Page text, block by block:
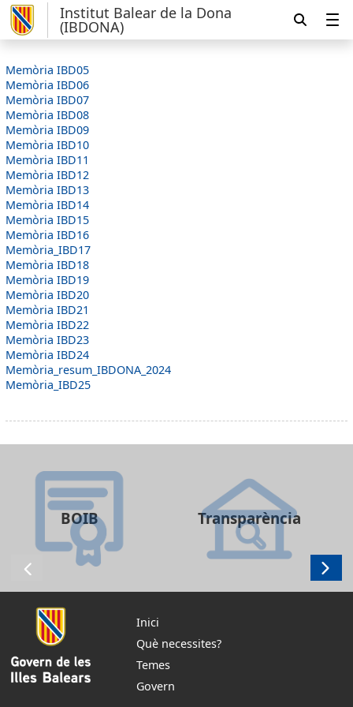
Institut Balear de la Dona
(IBDONA)
Memòria IBD05
Memòria IBD06
Memòria IBD07
Memòria IBD08
Memòria IBD09
Memòria IBD10
Memòria IBD11
Memòria IBD12
Memòria IBD13
Memòria IBD14
Memòria IBD15
Memòria IBD16
Memòria_IBD17
Memòria IBD18
Memòria IBD19
Memòria IBD20
Memòria IBD21
Memòria IBD22
Memòria IBD23
Memòria IBD24
Memòria_resum_IBDONA_2024
Memòria_IBD25
BOIB Transparència
Inici
Què necessites?
Temes
Govern